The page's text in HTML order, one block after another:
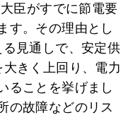
臣がすでに節電要
す。その理由とし
見通しで、安定供
きく上回り、電力
ることを挙げまし
の故障などのリス